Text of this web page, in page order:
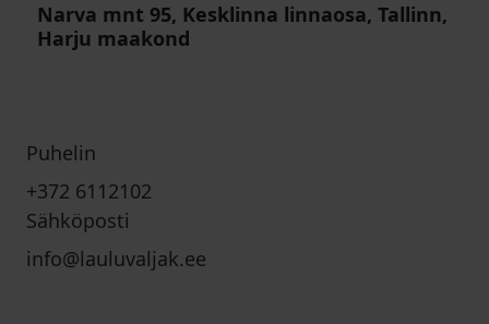
Narva mnt 95, Kesklinna linnaosa, Tallinn,
Harju maakond
Puhelin
+372 6112102
Sähköposti
info@lauluvaljak.ee